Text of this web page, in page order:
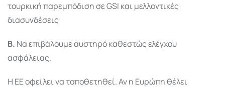
τουρκική παρεμπόδιση σε GSI και μελλοντικές
διασυνδέσεις
Β. Να επιβάλουμε αυστηρό καθεστώς ελέγχου
ασφάλειας.
Η ΕΕ οφείλει να τοποθετηθεί. Αν η Ευρώπη θέλει